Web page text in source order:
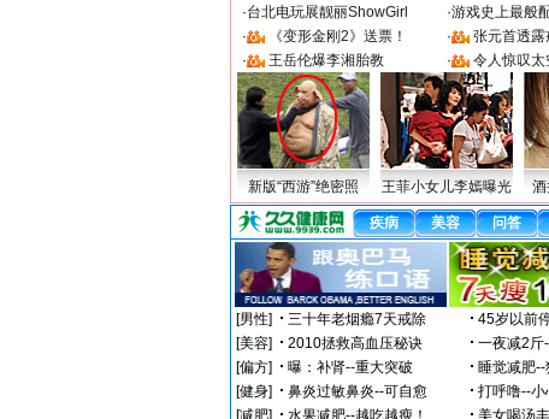
·台北电玩展靓丽ShowGirl ·游戏史上最般
·
《变形金刚2》送票！ ·
张元首透露
·
王岳伦爆李湘胎教 · 令人惊叹
新版“西游”绝密照 王菲小女儿李嫣曝光